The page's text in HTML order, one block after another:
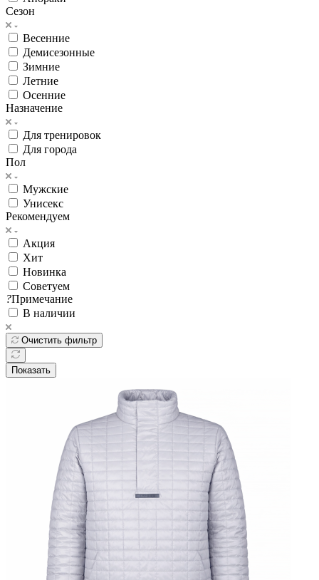
Сезон
Весенние
Демисезонные
Зимние
Летние
Осенние
Назначение
Для тренировок
Для города
Пол
Мужские
Унисекс
Рекомендуем
Акция
Хит
Новинка
Советуем
?Примечание
В наличии
Очистить фильтр
Показать